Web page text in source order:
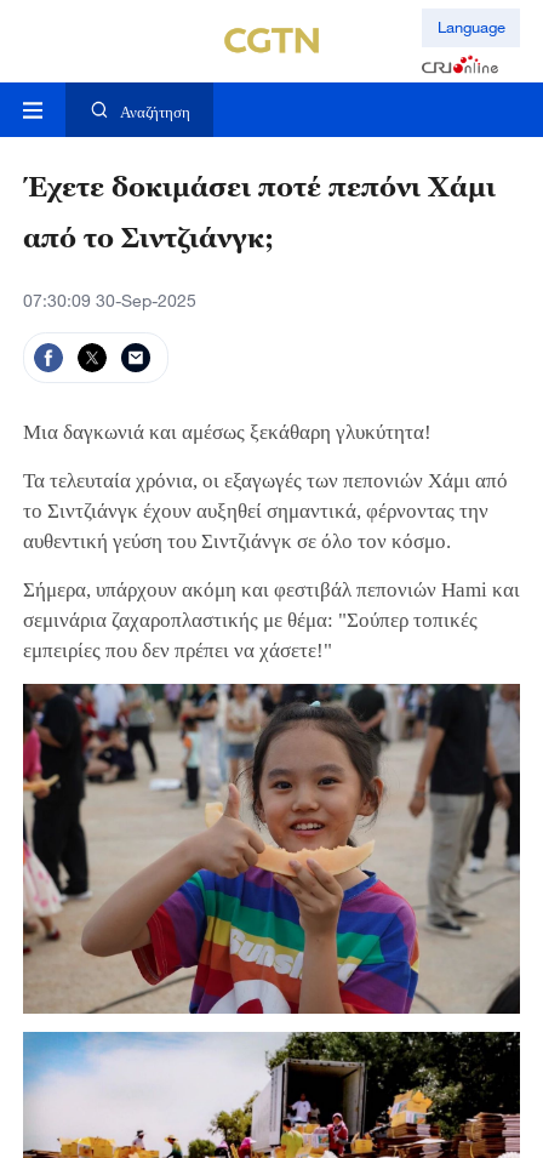
Language
Αναζήτηση
Έχετε δοκιμάσει ποτέ πεπόνι Χάμι
από το Σιντζιάνγκ;
07:30:09 30-Sep-2025
Μια δαγκωνιά και αμέσως ξεκάθαρη γλυκύτητα!
Τα τελευταία χρόνια, οι εξαγωγές των πεπονιών Χάμι από
το Σιντζιάνγκ έχουν αυξηθεί σημαντικά, φέρνοντας την
αυθεντική γεύση του Σιντζιάνγκ σε όλο τον κόσμο.
Σήμερα, υπάρχουν ακόμη και φεστιβάλ πεπονιών Hami και
σεμινάρια ζαχαροπλαστικής με θέμα: "Σούπερ τοπικές
εμπειρίες που δεν πρέπει να χάσετε!"